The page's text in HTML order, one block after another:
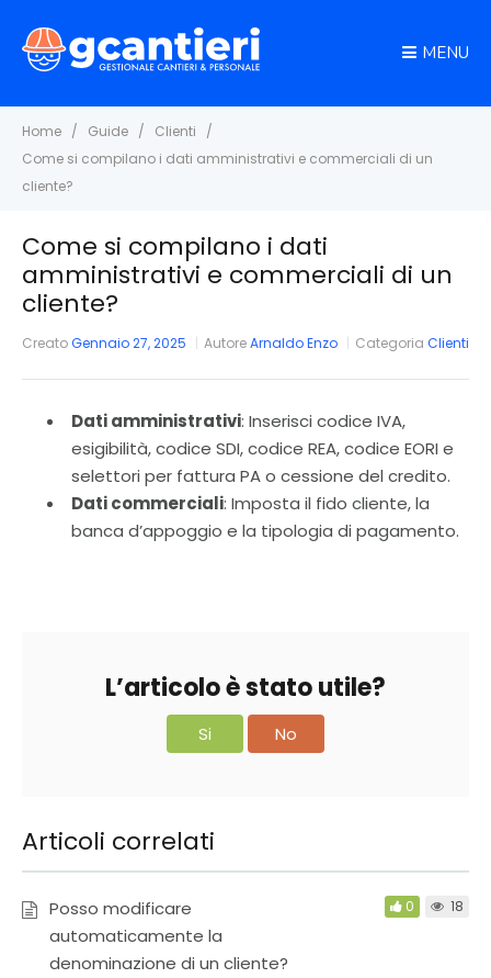
MENU
Home Guide
Clienti
Come si compilano i dati amministrativi e commerciali di un
cliente?
Come si compilano i dati
amministrativi e commerciali di un
cliente?
CreatoGennaio 27, 2025 AutoreArnaldo Enzo Categoria Clienti
Dati amministrativi: Inserisci codice IVA,
esigibilità, codice SDI, codice REA, codice EORI e
selettori per fattura PA o cessione del credito.
Dati commerciali: Imposta il fido cliente, la
banca d’appoggio e la tipologia di pagamento.
L’articolo è stato utile?
Si No
Articoli correlati
Posso modificare
automaticamente la
denominazione di un cliente?
0 18